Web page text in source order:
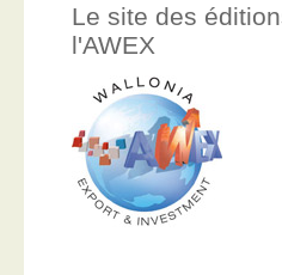
Le site des
l'AWEX